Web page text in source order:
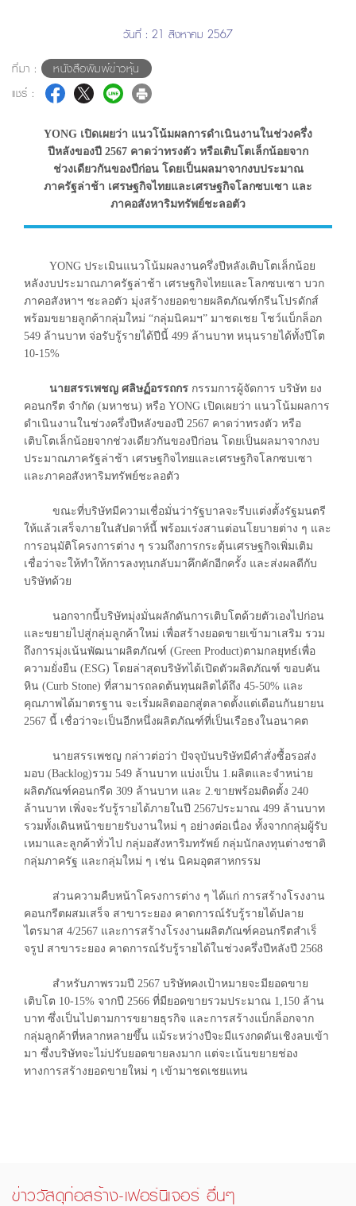
วันที่ : 21 สิงหาคม 2567
ที่มา :
หนังสือพิมพ์ข่าวหุ้น
แชร์ :
YONG เปิดเผยว่า แนวโน้มผลการดำเนินงานในช่วงครึ่ง
ปีหลังของปี 2567 คาดว่าทรงตัว หรือเติบโตเล็กน้อยจาก
ช่วงเดียวกันของปีก่อน โดยเป็นผลมาจากงบประมาณ
ภาครัฐล่าช้า เศรษฐกิจไทยและเศรษฐกิจโลกซบเซา และ
ภาคอสังหาริมทรัพย์ชะลอตัว
YONG ประเมินแนวโน้มผลงานครึ่งปีหลังเติบโตเล็กน้อย
หลังงบประมาณภาครัฐล่าช้า เศรษฐกิจไทยและโลกซบเซา บวก
ภาคอสังหาฯ ชะลอตัว มุ่งสร้างยอดขายผลิตภัณฑ์กรีนโปรดักส์
พร้อมขยายลูกค้ากลุ่มใหม่ “กลุ่มนิคมฯ” มาชดเชย โชว์แบ็กล็อก
549 ล้านบาท จ่อรับรู้รายได้ปีนี้ 499 ล้านบาท หนุนรายได้ทั้งปีโต
10-15%
นายสรรเพชญ ศลิษฏ์อรรถกร กรรมการผู้จัดการ บริษัท ยง
คอนกรีต จำกัด (มหาชน) หรือ YONG เปิดเผยว่า แนวโน้มผลการ
ดำเนินงานในช่วงครึ่งปีหลังของปี 2567 คาดว่าทรงตัว หรือ
เติบโตเล็กน้อยจากช่วงเดียวกันของปีก่อน โดยเป็นผลมาจากงบ
ประมาณภาครัฐล่าช้า เศรษฐกิจไทยและเศรษฐกิจโลกซบเซา
และภาคอสังหาริมทรัพย์ชะลอตัว
ขณะที่บริษัทมีความเชื่อมั่นว่ารัฐบาลจะรีบแต่งตั้งรัฐมนตรี
ให้แล้วเสร็จภายในสัปดาห์นี้ พร้อมเร่งสานต่อนโยบายต่าง ๆ และ
การอนุมัติโครงการต่าง ๆ รวมถึงการกระตุ้นเศรษฐกิจเพิ่มเติม
เชื่อว่าจะให้ทำให้การลงทุนกลับมาคึกคักอีกครั้ง และส่งผลดีกับ
บริษัทด้วย
นอกจากนี้บริษัทมุ่งมั่นผลักดันการเติบโตด้วยตัวเองไปก่อน
และขยายไปสู่กลุ่มลูกค้าใหม่ เพื่อสร้างยอดขายเข้ามาเสริม รวม
ถึงการมุ่งเน้นพัฒนาผลิตภัณฑ์ (Green Product)ตามกลยุทธ์เพื่อ
ความยั่งยืน (ESG) โดยล่าสุดบริษัทได้เปิดตัวผลิตภัณฑ์ ขอบคัน
หิน (Curb Stone) ที่สามารถลดต้นทุนผลิตได้ถึง 45-50% และ
คุณภาพได้มาตรฐาน จะเริ่มผลิตออกสู่ตลาดตั้งแต่เดือนกันยายน
2567 นี้ เชื่อว่าจะเป็นอีกหนึ่งผลิตภัณฑ์ที่เป็นเรือธงในอนาคต
นายสรรเพชญ กล่าวต่อว่า ปัจจุบันบริษัทมีคำสั่งซื้อรอส่ง
มอบ (Backlog)รวม 549 ล้านบาท แบ่งเป็น 1.ผลิตและจําหน่าย
ผลิตภัณฑ์คอนกรีด 309 ล้านบาท และ 2.ขายพร้อมติดตั้ง 240
ล้านบาท เพิ่งจะรับรู้รายได้ภายในปี 2567ประมาณ 499 ล้านบาท
รวมทั้งเดินหน้าขยายรับงานใหม่ ๆ อย่างต่อเนื่อง ทั้งจากกลุ่มผู้รับ
เหมาและลูกค้าทั่วไป กลุ่มอสังหาริมทรัพย์ กลุ่มนักลงทุนต่างชาติ
กลุ่มภาครัฐ และกลุ่มใหม่ ๆ เช่น นิคมอุตสาหกรรม
ส่วนความคืบหน้าโครงการต่าง ๆ ได้แก่ การสร้างโรงงาน
คอนกรีตผสมเสร็จ สาขาระยอง คาดการณ์รับรู้รายได้ปลาย
ไตรมาส 4/2567 และการสร้างโรงงานผลิตภัณฑ์คอนกรีตสําเร็
จรูป สาขาระยอง คาดการณ์รับรู้รายได้ในช่วงครึ่งปีหลังปี 2568
สำหรับภาพรวมปี 2567 บริษัทคงเป้าหมายจะมียอดขาย
เติบโต 10-15% จากปี 2566 ที่มียอดขายรวมประมาณ 1,150 ล้าน
บาท ซึ่งเป็นไปตามการขยายธุรกิจ และการสร้างแบ็กล็อกจาก
กลุ่มลูกค้าที่หลากหลายขึ้น แม้ระหว่างปีจะมีแรงกดดันเชิงลบเข้า
มา ซึ่งบริษัทจะไม่ปรับยอดขายลงมาก แต่จะเน้นขยายช่อง
ทางการสร้างยอดขายใหม่ ๆ เข้ามาชดเชยแทน
ข่าววัสดุก่อสร้าง-เฟอร์นิเจอร์ อื่นๆ